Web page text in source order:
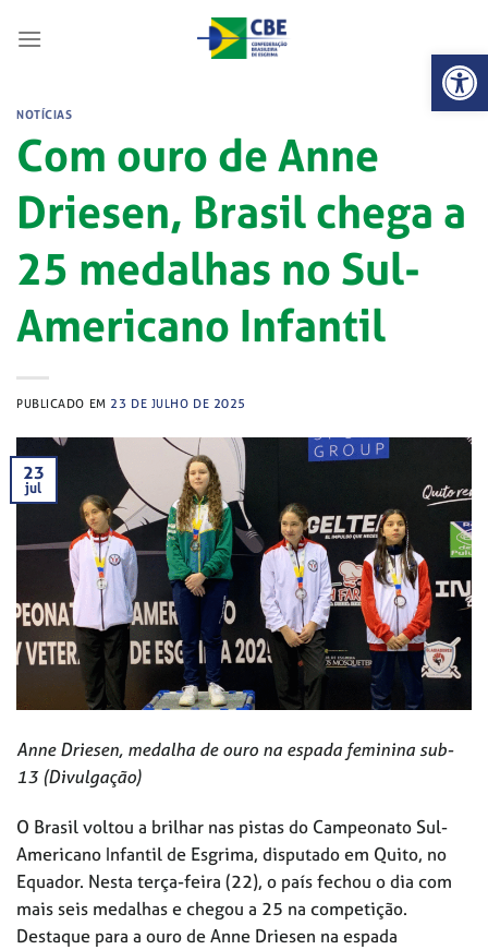
Abrir
NOTÍCIAS
Com ouro de Anne
Driesen, Brasil chega a
25 medalhas no Sul-
Americano Infantil
PUBLICADO EM 23 DE JULHO DE 2025
23
jul
Anne Driesen, medalha de ouro na espada feminina sub-
13 (Divulgação)
O Brasil voltou a brilhar nas pistas do Campeonato Sul-
Americano Infantil de Esgrima, disputado em Quito, no
Equador. Nesta terça-feira (22), o país fechou o dia com
mais seis medalhas e chegou a 25 na competição.
Destaque para a ouro de Anne Driesen na espada